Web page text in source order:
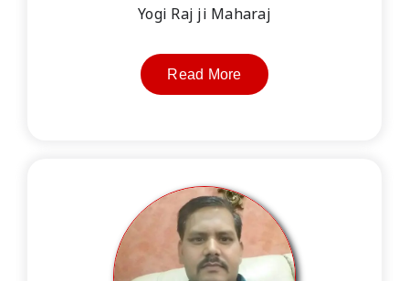
Yogi Raj ji Maharaj
Read More